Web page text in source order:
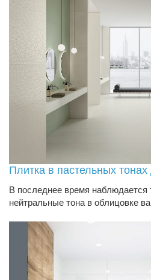
Плитка в пастельных
В последнее время наблюдается
нейтральные тона в облицовке